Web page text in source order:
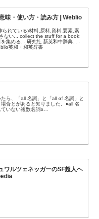
味・使い方・読み方 | Weblio
られている)材料,原料,資料,要素,素
ない... collect the stuff for a book:
集める. - 研究社 新英和中辞典... -
英和・和英辞書
ら、「all 名詞」と「all of 名詞」と
場合とがあると知りました。●all 名
いない複数名詞a…
ワルツェネッガーのSF超人ヘ